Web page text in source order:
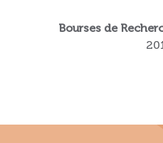
Bourses de